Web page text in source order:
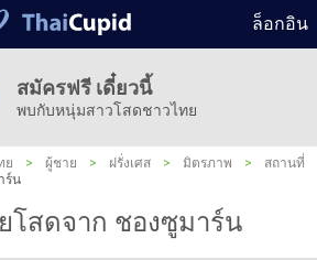
ล็อกอิน
สมัครฟรี เดี๋ยวนี้
พบกับหนุ่มสาวโสดชาวไทย
ย > ผู้ชาย > ฝรั่งเศส > มิตรภาพ >
สถานที่
ร์น
โสดจาก ชองซูมาร์น